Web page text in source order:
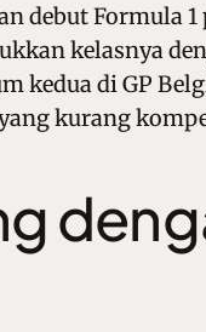
debut Formula
kelasnya
kedua di GP
kurang